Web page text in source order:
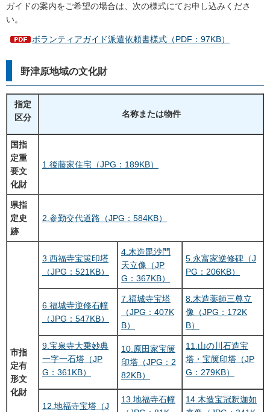
ガイドの案内をご希望の場合は、次の様式にてお申し込みくださ
い。
ボランティアガイド派遣依頼書様式（PDF：97KB）
野津原地域の文化財
指定
区分
名称または物件
国指
定重
要文
化財
1.後藤家住宅（JPG：189KB）
県指
定史
跡
2.参勤交代道路（JPG：584KB）
市指
定有
形文
化財
3.西福寺宝篋印塔
（JPG：521KB）
4.木造毘沙門
天立像（JP
G：367KB）
5.永富家逆修碑（J
PG：206KB）
6.福城寺逆修石幢
（JPG：547KB）
7.福城寺宝塔
（JPG：407K
B）
8.木造薬師三尊立
像（JPG：172K
B）
9.宝泉寺大乗妙典
一字一石塔（JP
G：361KB）
10.原田家宝篋
印塔（JPG：2
82KB）
11.山の川石造宝
塔・宝篋印塔（JP
G：279KB）
12.地福寺宝塔（J
13.地福寺石幢
14.木造宝冠釈迦如